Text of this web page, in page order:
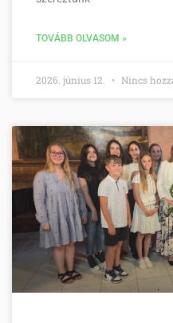
TOVÁBB OLVASOM »
2026. június 12. Nincs